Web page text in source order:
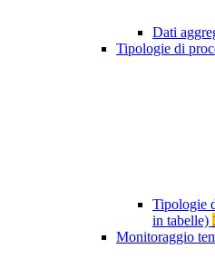
Dati
Tipologie di
Tipologie
in tabelle)
Monitoraggio